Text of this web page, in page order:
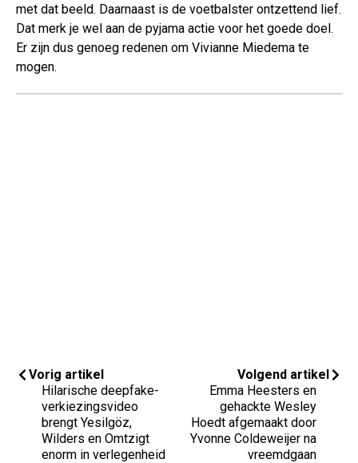
met dat beeld. Daarnaast is de voetbalster ontzettend lief.
Dat merk je wel aan de pyjama actie voor het goede doel.
Er zijn dus genoeg redenen om Vivianne Miedema te
mogen.
Vorig artikel
Hilarische deepfake-
verkiezingsvideo
brengt Yesilgöz,
Wilders en Omtzigt
enorm in verlegenheid
Volgend artikel
Emma Heesters en
gehackte Wesley
Hoedt afgemaakt door
Yvonne Coldeweijer na
vreemdgaan